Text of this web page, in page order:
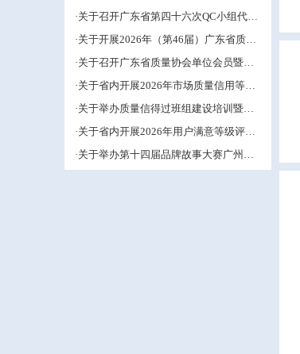
建设材料申报期限的通知
·关于召开广东省第四十六次QC小组代表
大会成果交流培训活动的通知
·关于开展2026年（第46届）广东省质量
管理小组活动推进工作的预通知
·关于召开广东省质量协会单位会员暨第
五届中小企业QC小组成果交流培训活动
的补充通知
·关于省内开展2026年市场质量信用等级
评价工作的通知
·关于举办质量信得过班组建设培训暨班
组长能力提升研修班的通知
·关于省内开展2026年用户满意等级评价
工作的通知
·关于举办第十四届品牌故事大赛广州赛
区的通知